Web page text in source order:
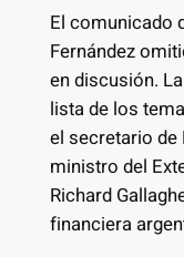
El comunicado
Fernández
en discusión.
lista de los
el secretario de
ministro del
Richard
financiera